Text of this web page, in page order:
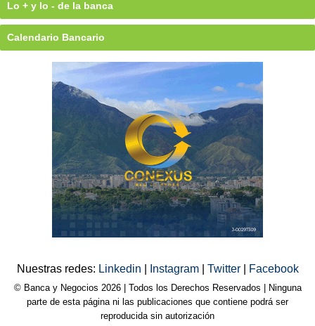
Lo + y lo - de la banca
Calendario Bancario
Nuestras redes: Linkedin Instagram Twitter Facebook
© Banca y Negocios 2026 | Todos los Derechos Reservados | Ninguna
parte de esta página ni las publicaciones que contiene podrá ser
reproducida sin autorización